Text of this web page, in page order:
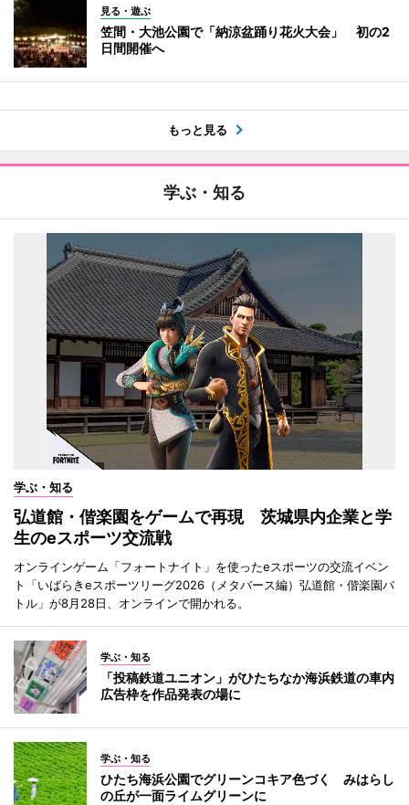
見る・遊ぶ
笠間・大池公園で「納涼盆踊り花火大会」 初の2
日間開催へ
もっと見る
学ぶ・知る
学ぶ・知る
弘道館・偕楽園をゲームで再現 茨城県内企業と学
生のeスポーツ交流戦
オンラインゲーム「フォートナイト」を使ったeスポーツの交流イベン
ト「いばらきeスポーツリーグ2026（メタバース編）弘道館・偕楽園バ
トル」が8月28日、オンラインで開かれる。
学ぶ・知る
「投稿鉄道ユニオン」がひたちなか海浜鉄道の車内
広告枠を作品発表の場に
学ぶ・知る
ひたち海浜公園でグリーンコキア色づく みはらし
の丘が一面ライムグリーンに